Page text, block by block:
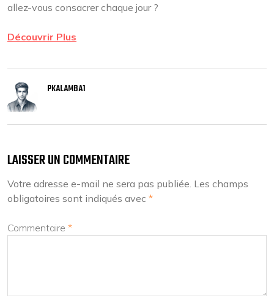
allez-vous consacrer chaque jour ?
Découvrir Plus
PKALAMBA1
LAISSER UN COMMENTAIRE
Votre adresse e-mail ne sera pas publiée. Les champs
obligatoires sont indiqués avec *
Commentaire *